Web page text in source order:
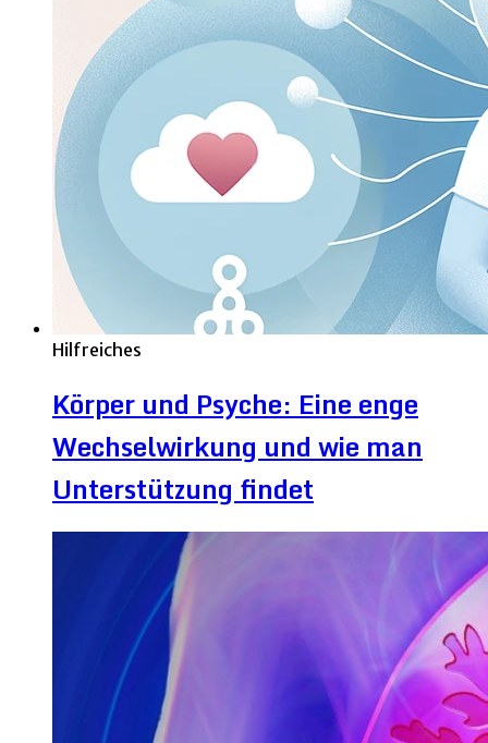
Hilfreiches
Körper und Psyche: Eine enge
Wechselwirkung und wie man
Unterstützung findet